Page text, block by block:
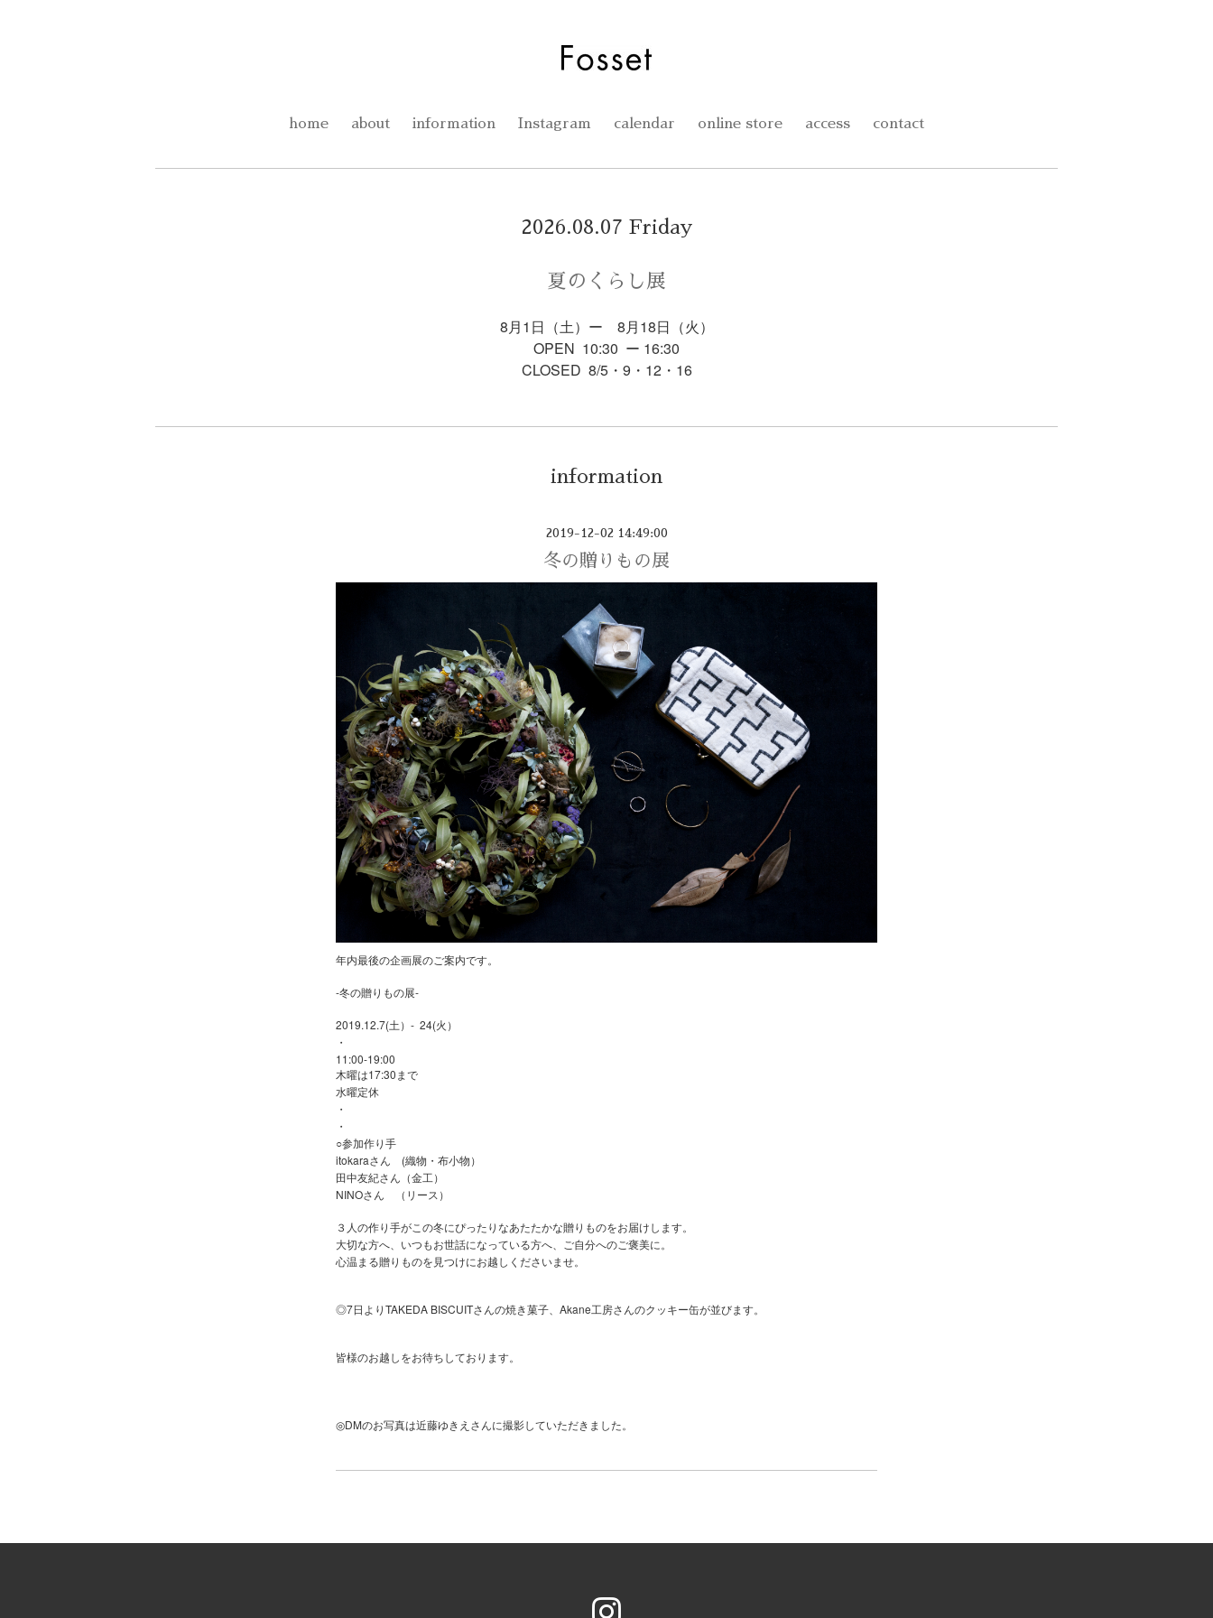
home about information Instagram calendar online store access contact
2026.08.07 Friday
夏のくらし展
8月1日（土）ー 8月18日（火）
OPEN 10:30 ー 16:30
CLOSED 8/5・9・12・16
information
2019-12-02 14:49:00
冬の贈りもの展
年内最後の企画展のご案内です。
-冬の贈りもの展-
2019.12.7(土）- 24(火）
・
11:00-19:00
木曜は17:30まで
水曜定休
・
・
○参加作り手
itokaraさん (織物・布小物）
田中友紀さん（金工）
NINOさん （リース）
３人の作り手がこの冬にぴったりなあたたかな贈りものをお届けします。
大切な方へ、いつもお世話になっている方へ、ご自分へのご褒美に。
心温まる贈りものを見つけにお越しくださいませ。
◎7日よりTAKEDA BISCUITさんの焼き菓子、Akane工房さんのクッキー缶が並びます。
皆様のお越しをお待ちしております。
◎DMのお写真は近藤ゆきえさんに撮影していただきました。